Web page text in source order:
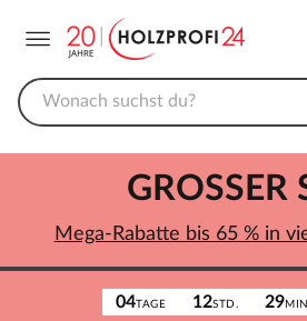
04TAGE 12STD. 29MIN.
GROSSER
Mega-Rabatte bis 65 % in